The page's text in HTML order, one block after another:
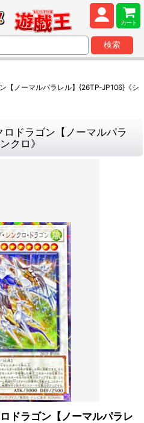
カート
検索
【ノーマルパラレル】{26TP-JP106}《シ
ドラゴン【ノーマルパラ
クロ》
ドラゴン【ノーマルパラレ